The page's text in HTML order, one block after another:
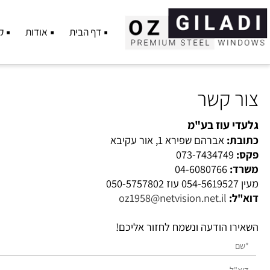
דף הבית אודות קטלוג
קשר
עוז בע"מ
אברהם שפירא 1, אור עקיבא
073-7434749
04-6080766
הודעה ונשמח לחזור אליכם!